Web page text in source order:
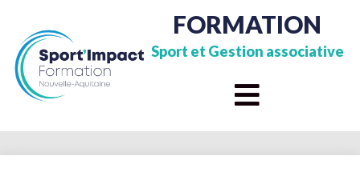
FORMATION
Sport et Gestion associative